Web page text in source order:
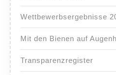
Wettbewerbsergebnisse
Mit den Bienen auf
Transparenzregister